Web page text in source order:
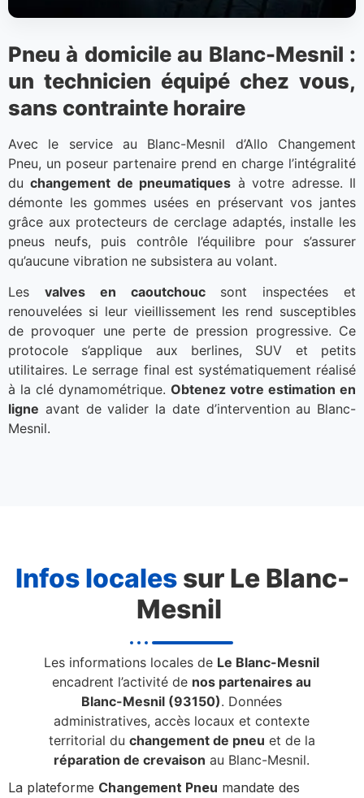
Pneu à domicile au Blanc-Mesnil :
un technicien équipé chez vous,
sans contrainte horaire
Avec le service au Blanc-Mesnil d’Allo Changement
Pneu, un poseur partenaire prend en charge l’intégralité
duchangement de pneumatiques à votre adresse. Il
démonte les gommes usées en préservant vos jantes
grâce aux protecteurs de cerclage adaptés, installe les
pneus neufs, puis contrôle l’équilibre pour s’assurer
qu’aucune vibration ne subsistera au volant.
Les valves en caoutchoucsont inspectées et
renouvelées si leur vieillissement les rend susceptibles
de provoquer une perte de pression progressive. Ce
protocole s’applique aux berlines, SUV et petits
utilitaires. Le serrage final est systématiquement réalisé
à la clé dynamométrique. Obtenez votre estimation en
ligne avant de valider la date d’intervention au Blanc-
Mesnil.
Infos localessur Le Blanc-
Mesnil
Les informations locales de Le Blanc-Mesnil
encadrent l’activité de nos partenaires au
Blanc-Mesnil (93150). Données
administratives, accès locaux et contexte
territorial du changement de pneu et de la
réparation de crevaison au Blanc-Mesnil.
La plateforme Changement Pneu mandate des